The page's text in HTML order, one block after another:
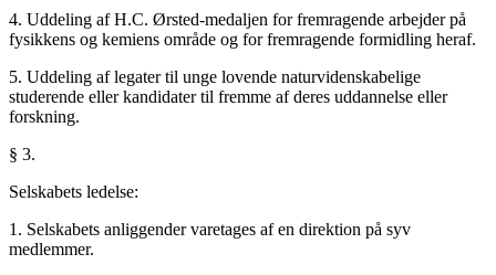
4. Uddeling af H.C. Ørsted-medaljen for fremragende arbejder på
fysikkens og kemiens område og for fremragende formidling heraf.
5. Uddeling af legater til unge lovende naturvidenskabelige
studerende eller kandidater til fremme af deres uddannelse eller
forskning.
§ 3.
Selskabets ledelse:
1. Selskabets anliggender varetages af en direktion på syv
medlemmer.